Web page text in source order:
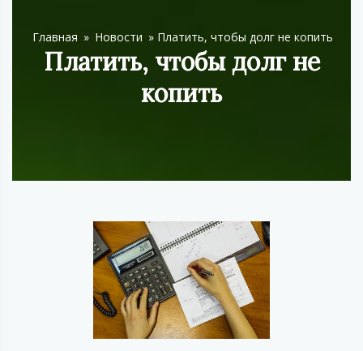
Главная » Новости » Платить, чтобы долг не копить
Платить, чтобы долг не
копить